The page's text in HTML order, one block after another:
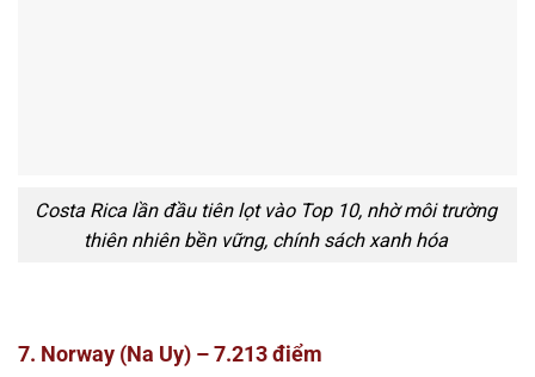
Costa Rica lần đầu tiên lọt vào Top 10, nhờ môi trường
thiên nhiên bền vững, chính sách xanh hóa
7. Norway (Na Uy) – 7.213 điểm